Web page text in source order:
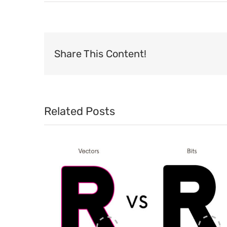
Share This Content!
Related Posts